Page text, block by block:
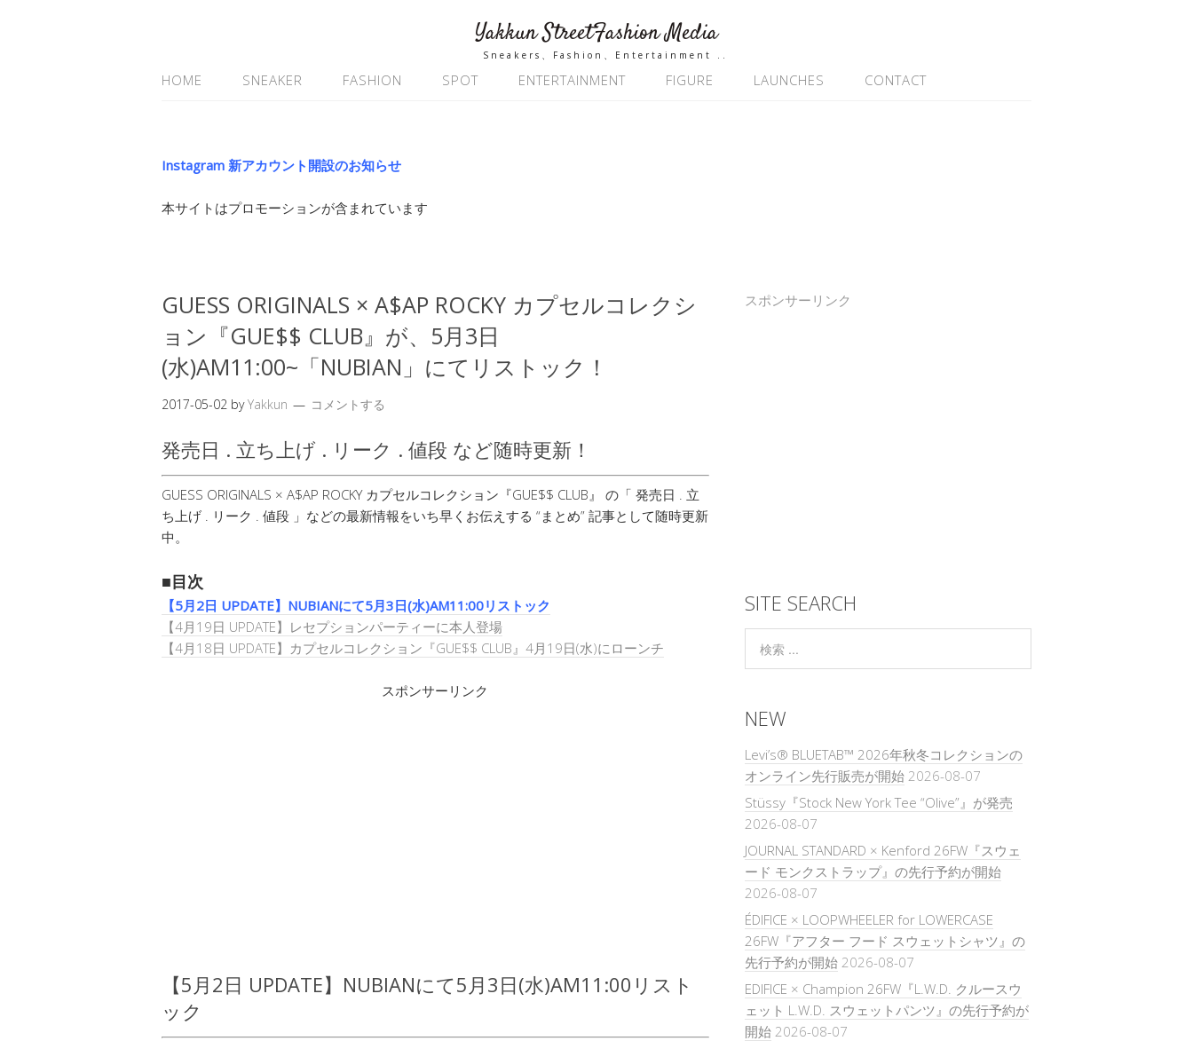
Yakkun StreetFashion Media
Sneakers、Fashion、Entertainment ..
HOME SNEAKER FASHION SPOT ENTERTAINMENT FIGURE LAUNCHES CONTACT
Instagram 新アカウント開設のお知らせ
本サイトはプロモーションが含まれています
GUESS ORIGINALS × A$AP ROCKY カプセルコレクシ
ョン『GUE$$ CLUB』が、5月3日
(水)AM11:00~「NUBIAN」にてリストック！
2017-05-02 byYakkun コメントする
発売日 . 立ち上げ . リーク . 値段 など随時更新！
GUESS ORIGINALS × A$AP ROCKY カプセルコレクション『GUE$$ CLUB』 の「 発売日 . 立
ち上げ . リーク . 値段 」などの最新情報をいち早くお伝えする “まとめ” 記事として随時更新
中。
■目次
【5月2日 UPDATE】NUBIANにて5月3日(水)AM11:00リストック
【4月19日 UPDATE】レセプションパーティーに本人登場
【4月18日 UPDATE】カプセルコレクション『GUE$$ CLUB』4月19日(水)にローンチ
スポンサーリンク
【5月2日 UPDATE】NUBIANにて5月3日(水)AM11:00リスト
ック
スポンサーリンク
SITE SEARCH
NEW
Levi’s® BLUETAB™ 2026年秋冬コレクションの
オンライン先行販売が開始 2026-08-07
Stüssy『Stock New York Tee “Olive”』が発売
2026-08-07
JOURNAL STANDARD × Kenford 26FW『スウェ
ード モンクストラップ』の先行予約が開始
2026-08-07
ÉDIFICE × LOOPWHEELER for LOWERCASE
26FW『アフター フード スウェットシャツ』の
先行予約が開始 2026-08-07
EDIFICE × Champion 26FW『L.W.D. クルースウ
ェット L.W.D. スウェットパンツ』の先行予約が
開始 2026-08-07